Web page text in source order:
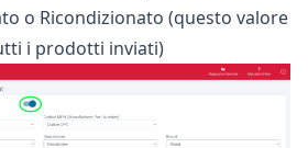
o Ricondizionato (questo valore
i prodotti inviati)